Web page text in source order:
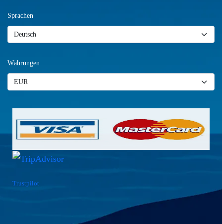
Sprachen
Währungen
Trustpilot